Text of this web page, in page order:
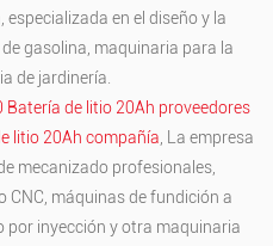
en el diseño y la
gasolina, maquinaria para la
de jardinería.
Batería de litio 20Ah proveedores
litio 20Ah compañía , La empresa
mecanizado profesionales,
CNC, máquinas de fundición a
por inyección y otra maquinaria